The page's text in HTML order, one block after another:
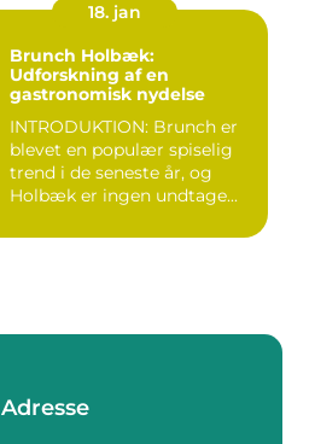
18. jan
Brunch Holbæk:
Udforskning af en
gastronomisk nydelse
INTRODUKTION: Brunch er
blevet en populær spiselig
trend i de seneste år, og
Holbæk er ingen undtage...
Adresse